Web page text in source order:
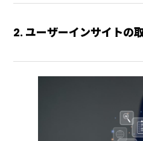
2. ユーザーインサイトの